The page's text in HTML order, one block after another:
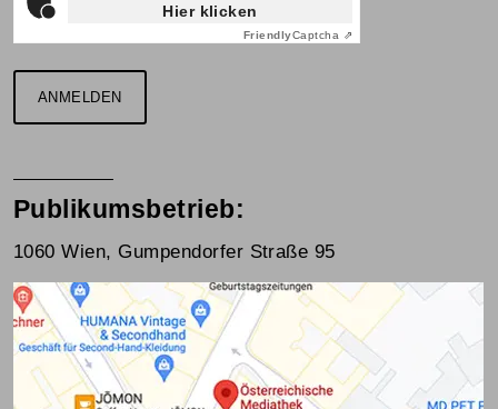
Hier klicken
FriendlyCaptcha ⇗
ANMELDEN
Publikumsbetrieb:
1060 Wien, Gumpendorfer Straße 95